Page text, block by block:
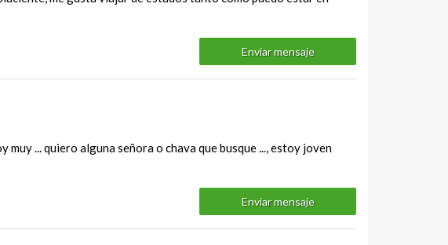
Enviar mensaje
... quiero alguna señora o chava que busque ..., estoy joven
Enviar mensaje